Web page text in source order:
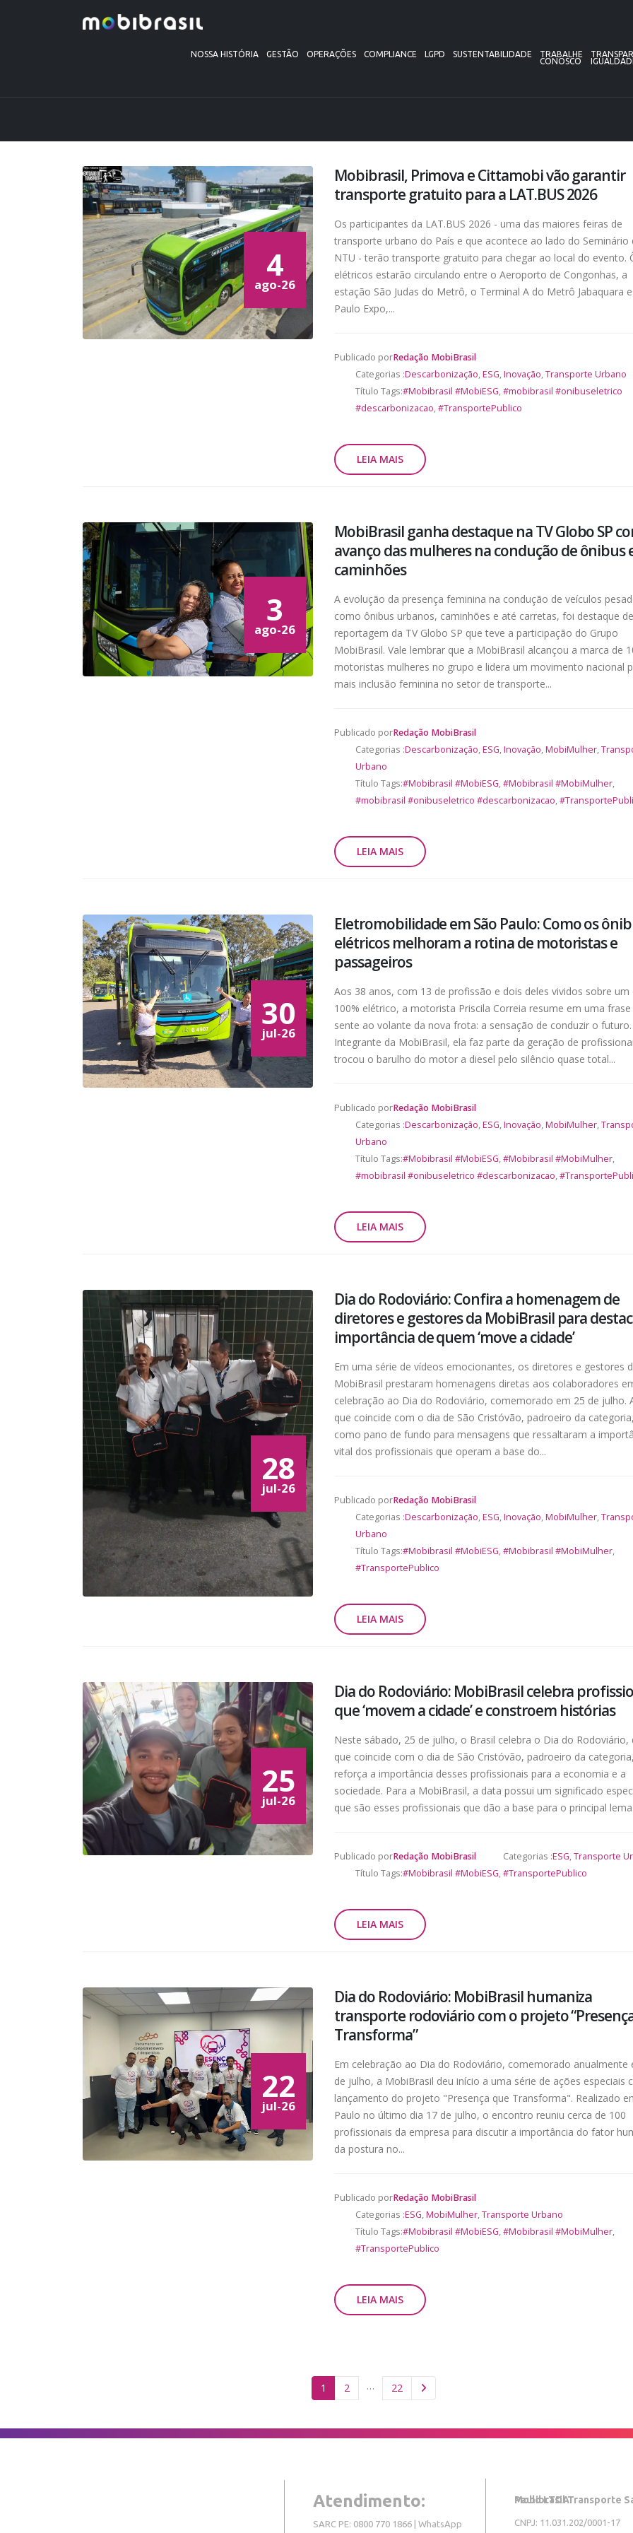
NOSSA HISTÓRIA GESTÃO OPERAÇÕES COMPLIANCE LGPD SUSTENTABILIDADE TRABALHE
CONOSCO
4
ago-26
Mobibrasil, Primova e Cittamobi vão garantir
transporte gratuito para a LAT.BUS 2026
Os participantes da LAT.BUS 2026 - uma das maiores feiras de
transporte urbano do País e que acontece ao lado do Seminário
NTU - terão transporte gratuito para chegar ao local do evento.
elétricos estarão circulando entre o Aeroporto de Congonhas, a
estação São Judas do Metrô, o Terminal A do Metrô Jabaquara
Paulo Expo,...
Publicado porRedação MobiBrasil
Categorias :Descarbonização,ESG,Inovação,Transporte Urbano
Título Tags:#Mobibrasil #MobiESG,#mobibrasil #onibuseletrico
#descarbonizacao,#TransportePublico
LEIA MAIS
3
ago-26
MobiBrasil ganha destaque na TV Globo SP
avanço das mulheres na condução de ônibus
caminhões
A evolução da presença feminina na condução de veículos
como ônibus urbanos, caminhões e até carretas, foi destaque
reportagem da TV Globo SP que teve a participação do Grupo
MobiBrasil. Vale lembrar que a MobiBrasil alcançou a marca de
motoristas mulheres no grupo e lidera um movimento nacional
mais inclusão feminina no setor de transporte...
Publicado porRedação MobiBrasil
Categorias :Descarbonização,ESG,Inovação,MobiMulher,
Urbano
Título Tags:#Mobibrasil #MobiESG,#Mobibrasil #MobiMulher,
#mobibrasil #onibuseletrico #descarbonizacao,
LEIA MAIS
30
jul-26
Eletromobilidade em São Paulo: Como os
elétricos melhoram a rotina de motoristas e
passageiros
Aos 38 anos, com 13 de profissão e dois deles vividos sobre um
100% elétrico, a motorista Priscila Correia resume em uma
sente ao volante da nova frota: a sensação de conduzir o futuro.
Integrante da MobiBrasil, ela faz parte da geração de
trocou o barulho do motor a diesel pelo silêncio quase total...
Publicado porRedação MobiBrasil
Categorias :Descarbonização,ESG,Inovação,MobiMulher,
Urbano
Título Tags:#Mobibrasil #MobiESG,#Mobibrasil #MobiMulher,
#mobibrasil #onibuseletrico #descarbonizacao,
LEIA MAIS
28
jul-26
Dia do Rodoviário: Confira a homenagem de
diretores e gestores da MobiBrasil para
importância de quem ‘move a cidade’
Em uma série de vídeos emocionantes, os diretores e gestores
MobiBrasil prestaram homenagens diretas aos colaboradores
celebração ao Dia do Rodoviário, comemorado em 25 de julho.
que coincide com o dia de São Cristóvão, padroeiro da
como pano de fundo para mensagens que ressaltaram a
vital dos profissionais que operam a base do...
Publicado porRedação MobiBrasil
Categorias :Descarbonização,ESG,Inovação,MobiMulher,
Urbano
Título Tags:#Mobibrasil #MobiESG,#Mobibrasil #MobiMulher,
#TransportePublico
LEIA MAIS
25
jul-26
Dia do Rodoviário: MobiBrasil celebra
que ‘movem a cidade’ e constroem histórias
Neste sábado, 25 de julho, o Brasil celebra o Dia do Rodoviário,
que coincide com o dia de São Cristóvão, padroeiro da
reforça a importância desses profissionais para a economia e a
sociedade. Para a MobiBrasil, a data possui um significado
que são esses profissionais que dão a base para o principal lema
Publicado porRedação MobiBrasil Categorias :ESG,Transporte
Título Tags:#Mobibrasil #MobiESG,#TransportePublico
LEIA MAIS
22
jul-26
Dia do Rodoviário: MobiBrasil humaniza
transporte rodoviário com o projeto
Transforma”
Em celebração ao Dia do Rodoviário, comemorado anualmente
de julho, a MobiBrasil deu início a uma série de ações especiais
lançamento do projeto "Presença que Transforma". Realizado
Paulo no último dia 17 de julho, o encontro reuniu cerca de 100
profissionais da empresa para discutir a importância do fator
da postura no...
Publicado porRedação MobiBrasil
Categorias :ESG,MobiMulher,Transporte Urbano
Título Tags:#Mobibrasil #MobiESG,#Mobibrasil #MobiMulher,
#TransportePublico
LEIA MAIS
1 2 … 22
Atendimento:
SARC PE: 0800 770 1866 | WhatsApp
Mobibrasil Transporte Sao Paulo LTDA
CNPJ: 11.031.202/0001-17